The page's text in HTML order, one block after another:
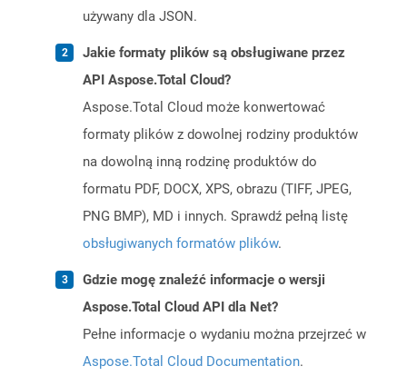
używany dla JSON.
Jakie formaty plików są obsługiwane przez
API Aspose.Total Cloud?
Aspose.Total Cloud może konwertować
formaty plików z dowolnej rodziny produktów
na dowolną inną rodzinę produktów do
formatu PDF, DOCX, XPS, obrazu (TIFF, JPEG,
PNG BMP), MD i innych. Sprawdź pełną listę
obsługiwanych formatów plików.
Gdzie mogę znaleźć informacje o wersji
Aspose.Total Cloud API dla Net?
Pełne informacje o wydaniu można przejrzeć w
Aspose.Total Cloud Documentation.